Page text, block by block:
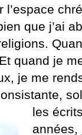
que j’ai
quand je
je me
les
années,